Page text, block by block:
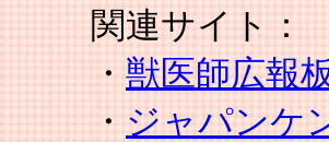
関連サイト：
・ 獣医師広報
・ ジャパンケ